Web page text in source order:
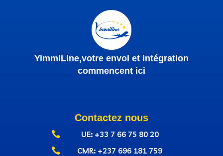
YimmiLine,votre envol et intégration
commencent ici
Contactez nous
 UE: +33 7 66 75 80 20
 CMR: +237‭ 696 181 759